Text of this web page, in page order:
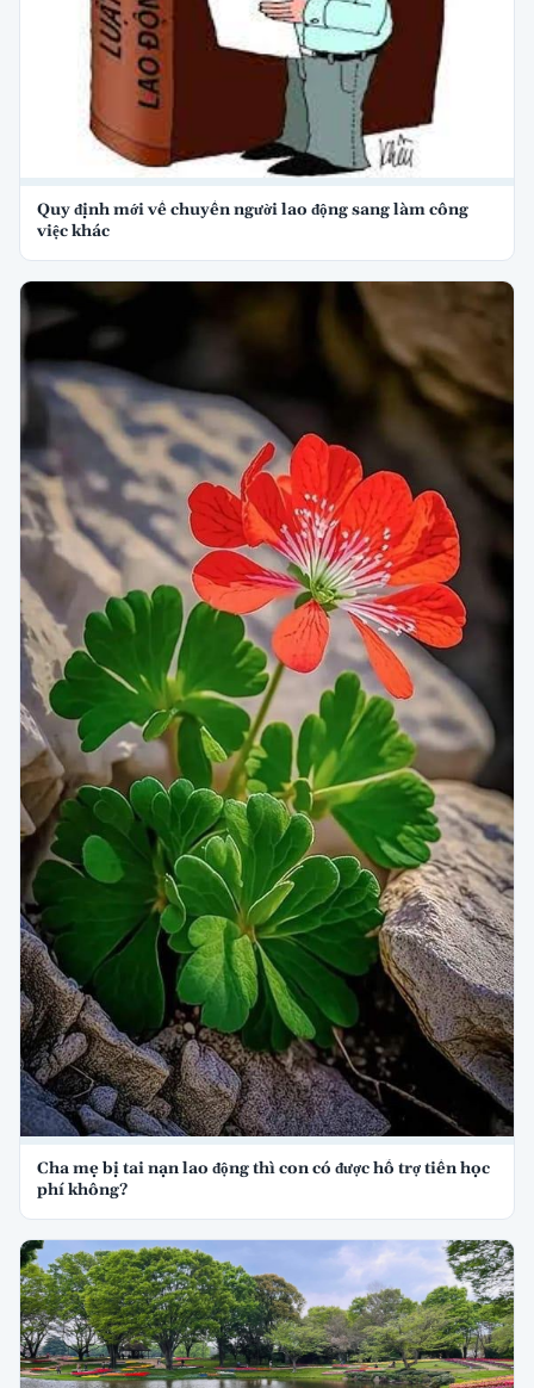
Quy định mới về chuyển người lao động sang làm công
việc khác
Cha mẹ bị tai nạn lao động thì con có được hỗ trợ tiền học
phí không?